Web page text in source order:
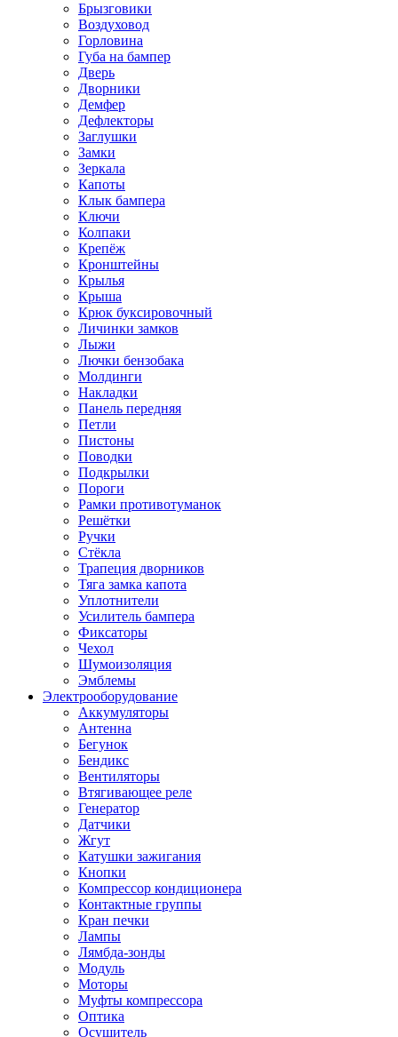
Брызговики
Воздуховод
Горловина
Губа на бампер
Дверь
Дворники
Демфер
Дефлекторы
Заглушки
Замки
Зеркала
Капоты
Клык бампера
Ключи
Колпаки
Крепёж
Кронштейны
Крылья
Крыша
Крюк буксировочный
Личинки замков
Лыжи
Лючки бензобака
Молдинги
Накладки
Панель передняя
Петли
Пистоны
Поводки
Подкрылки
Пороги
Рамки противотуманок
Решётки
Ручки
Стёкла
Трапеция дворников
Тяга замка капота
Уплотнители
Усилитель бампера
Фиксаторы
Чехол
Шумоизоляция
Эмблемы
Электрооборудование
Аккумуляторы
Антенна
Бегунок
Бендикс
Вентиляторы
Втягивающее реле
Генератор
Датчики
Жгут
Катушки зажигания
Кнопки
Компрессор кондиционера
Контактные группы
Кран печки
Лампы
Лямбда-зонды
Модуль
Моторы
Муфты компрессора
Оптика
Осушитель